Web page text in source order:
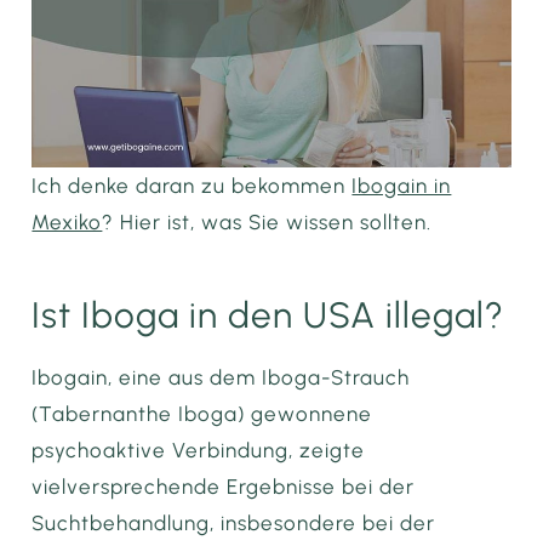
Ich denke daran zu bekommen Ibogain in
Mexiko? Hier ist, was Sie wissen sollten.
Ist Iboga in den USA illegal?
Ibogain, eine aus dem Iboga-Strauch
(Tabernanthe Iboga) gewonnene
psychoaktive Verbindung, zeigte
vielversprechende Ergebnisse bei der
Suchtbehandlung, insbesondere bei der